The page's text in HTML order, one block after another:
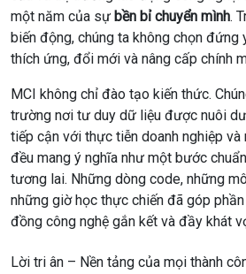
một năm của sự bền bỉ chuyển mình.
biến động, chúng ta không chọn đứng
thích ứng, đổi mới và nâng cấp chính
MCI không chỉ đào tạo kiến thức.
trường nơi tư duy dữ liệu được nuôi
tiếp cận với thực tiễn doanh nghiệp
đều mang ý nghĩa như một bước
tương lai. Những dòng code, những
những giờ học thực chiến đã góp
đồng công nghệ gắn kết và đầy khát
Lời tri ân – Nền tảng của mọi thành